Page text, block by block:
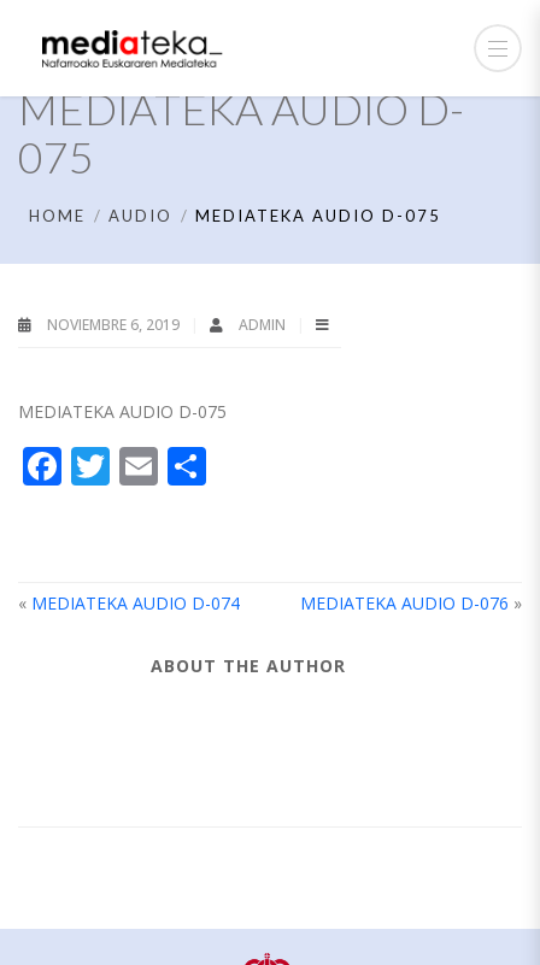
MEDIATEKA AUDIO D-
075
HOME AUDIO MEDIATEKA AUDIO D-075
NOVIEMBRE 6, 2019 ADMIN
MEDIATEKA AUDIO D-075
Facebook
Twitter
Email
« MEDIATEKA AUDIO D-074 MEDIATEKA AUDIO D-076 »
ABOUT THE AUTHOR